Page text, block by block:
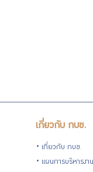
และ
เกี่ยวกับ กบข.
เกี่ยวกับ กบข.
แผนการบริหารงาน